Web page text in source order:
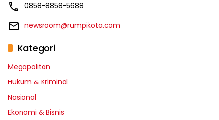
0858-8858-5688
newsroom@rumpikota.com
Kategori
Megapolitan
Hukum & Kriminal
Nasional
Ekonomi & Bisnis